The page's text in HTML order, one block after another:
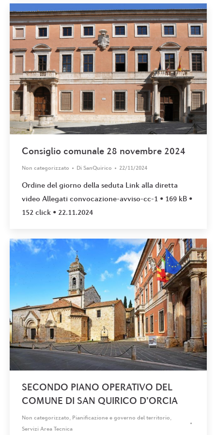
Consiglio comunale 28 novembre 2024
Non categorizzato Di SanQuirico 22/11/2024
Ordine del giorno della seduta Link alla diretta
video Allegati convocazione-avviso-cc-1 • 169 kB •
152 click • 22.11.2024
SECONDO PIANO OPERATIVO DEL
COMUNE DI SAN QUIRICO D’ORCIA
Non categorizzato Pianificazione e governo del territorio
Servizi Area Tecnica